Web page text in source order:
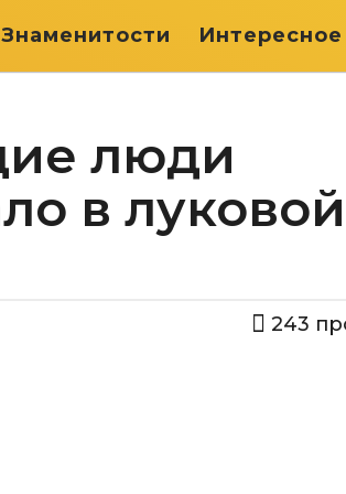
Знаменитости Интересное
люди
в луковой
243